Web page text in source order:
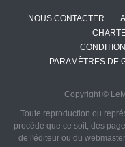
NOUS CONTACTER
PARAMÈTRES DE
Copyright ©
Toute reproduction ou
procédé que ce soit, des
de l'éditeur ou du